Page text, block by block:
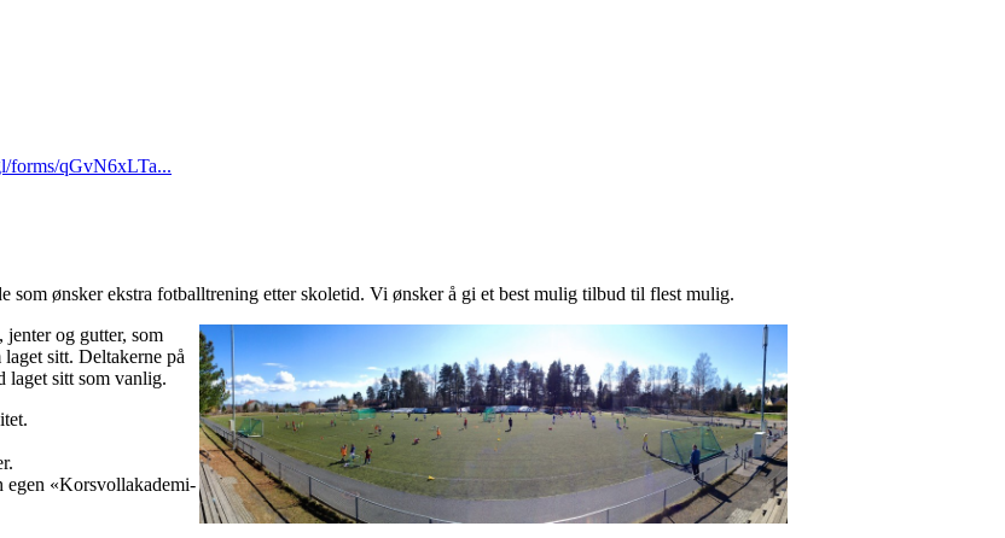
forms/qGvN6xLTa...
ønsker ekstra fotballtrening etter skoletid. Vi ønsker å gi et best mulig tilbud til flest mulig.
og gutter, som
sitt. Deltakerne på
laget sitt som vanlig.
egen «Korsvollakademi-